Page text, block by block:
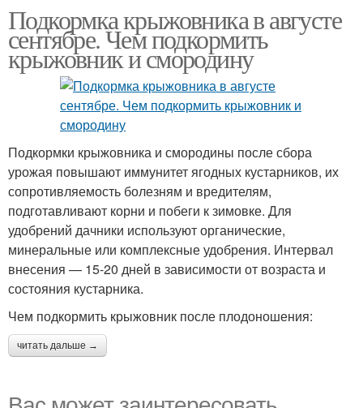
Подкормка крыжовника в августе
сентябре. Чем подкормить
крыжовник и смородину
Подкормки крыжовника и смородины после сбора
урожая повышают иммунитет ягодных кустарников, их
сопротивляемость болезням и вредителям,
подготавливают корни и побеги к зимовке. Для
удобрений дачники используют органические,
минеральные или комплексные удобрения. Интервал
внесения — 15-20 дней в зависимости от возраста и
состояния кустарника.
Чем подкормить крыжовник после плодоношения:
читать дальше →